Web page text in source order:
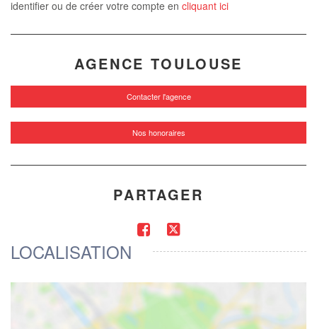
identifier ou de créer votre compte en cliquant ici
AGENCE TOULOUSE
Contacter l'agence
Nos honoraires
PARTAGER
LOCALISATION